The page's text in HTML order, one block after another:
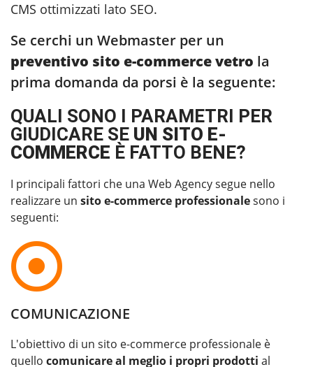
CMS ottimizzati lato SEO.
Se cerchi un Webmaster per un
preventivo sito e-commerce vetro la
prima domanda da porsi è la seguente:
QUALI SONO I PARAMETRI PER
GIUDICARE SE UN SITO E-
COMMERCE È FATTO BENE?
I principali fattori che una Web Agency segue nello
realizzare un sito e-commerce professionalesono i
seguenti:
COMUNICAZIONE
L'obiettivo di un sito e-commerce professionale è
quello comunicare al meglio i propri prodotti al